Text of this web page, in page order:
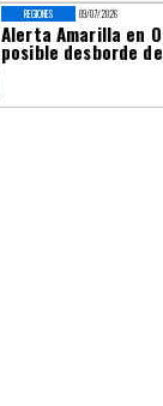
09/07/2026
Alerta Amarilla en
posible desborde
REGIONES